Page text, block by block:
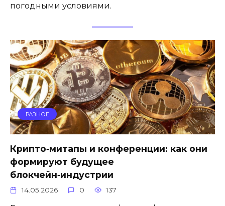
погодными условиями.
РАЗНОЕ
Крипто‑митапы и конференции: как они
формируют будущее
блокчейн‑индустрии
14.05.2026 0 137